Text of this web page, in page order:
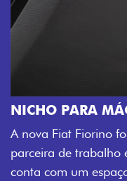
DE CARTÃO
ser sua grande
isso, ela agora
para a sua máquina